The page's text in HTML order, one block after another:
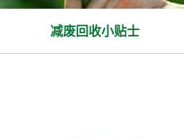
减废回收小贴士